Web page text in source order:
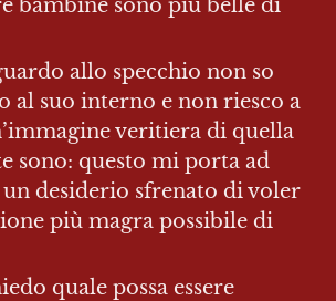
bambine sono più belle di
allo specchio non so
al suo interno e non riesco a
veritiera di quella
sono: questo mi porta ad
desiderio sfrenato di voler
più magra possibile di
quale possa essere